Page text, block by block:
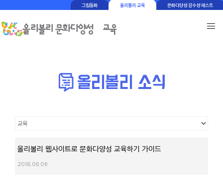
그림동화 올리볼리 교육 문화다양성 감수성 테스트
올리볼리 웹사이트로 문화다양성 교육하기 가이드
2018.06.06